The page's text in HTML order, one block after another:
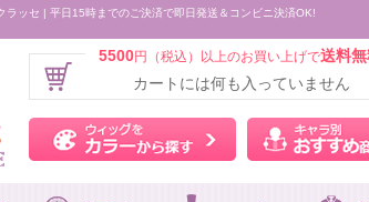
ラッセ | 平日15時までのご決済で即日発送＆コンビニ決済OK!
5500円（税込）以上のお買い上げで送料
カートには何も入っていません
ウィッグをカラ